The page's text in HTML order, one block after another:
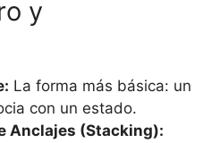
y
La forma más básica: un
con un estado.
Anclajes (Stacking):